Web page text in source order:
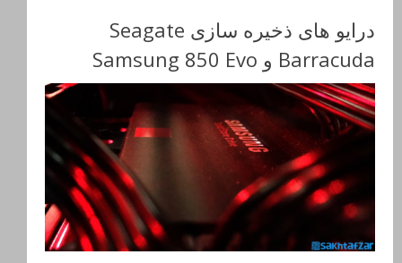
درایو های ذخیره سازی Seagate
Barracuda و Samsung 850 Evo